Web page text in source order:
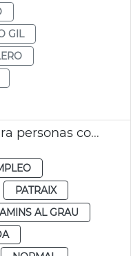
GIL
JGL concede ayudas para personas con discapacidad
PATRAIX
AL GRAU